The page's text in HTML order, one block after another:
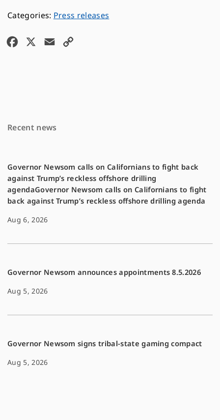
Press releases
o
Recent news
Governor Newsom calls on Californians to fight back
against Trump’s reckless offshore drilling
agendaGovernor Newsom calls on Californians to fight
back against Trump’s reckless offshore drilling agenda
Aug 6, 2026
Governor Newsom announces appointments 8.5.2026
Aug 5, 2026
Governor Newsom signs tribal-state gaming compact
Aug 5, 2026